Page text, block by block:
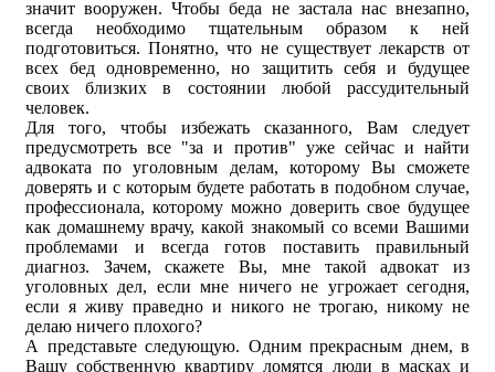
значит вооружен. Чтобы беда не застала нас внезапно,
всегда необходимо тщательным образом к ней
подготовиться. Понятно, что не существует лекарств от
всех бед одновременно, но защитить себя и будущее
своих близких в состоянии любой рассудительный
человек.
Для того, чтобы избежать сказанного, Вам следует
предусмотреть все "за и против" уже сейчас и найти
адвоката по уголовным делам, которому Вы сможете
доверять и с которым будете работать в подобном случае,
профессионала, которому можно доверить свое будущее
как домашнему врачу, какой знакомый со всеми Вашими
проблемами и всегда готов поставить правильный
диагноз. Зачем, скажете Вы, мне такой адвокат из
уголовных дел, если мне ничего не угрожает сегодня,
если я живу праведно и никого не трогаю, никому не
делаю ничего плохого?
А представьте следующую. Одним прекрасным днем, в
Вашу собственную квартиру ломятся люди в масках и